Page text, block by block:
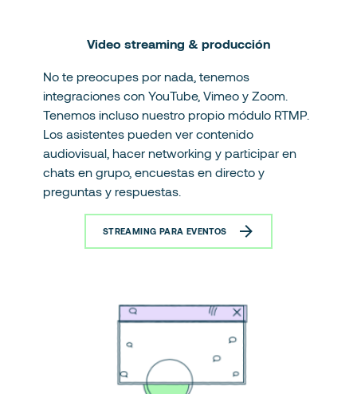
Video streaming & producción
No te preocupes por nada, tenemos
integraciones con YouTube, Vimeo y Zoom.
Tenemos incluso nuestro propio módulo RTMP.
Los asistentes pueden ver contenido
audiovisual, hacer networking y participar en
chats en grupo, encuestas en directo y
preguntas y respuestas.
STREAMING PARA EVENTOS